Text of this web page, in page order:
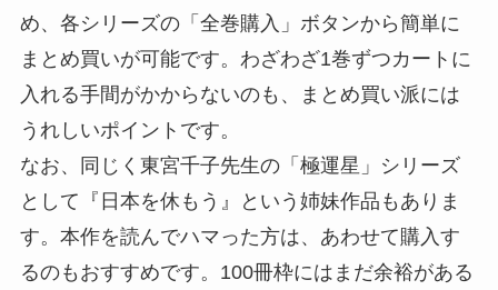
め、各シリーズの「全巻購入」ボタンから簡単に
まとめ買いが可能です。わざわざ1巻ずつカートに
入れる手間がかからないのも、まとめ買い派には
うれしいポイントです。
なお、同じく東宮千子先生の「極運星」シリーズ
として『日本を休もう』という姉妹作品もありま
す。本作を読んでハマった方は、あわせて購入す
るのもおすすめです。100冊枠にはまだ余裕がある